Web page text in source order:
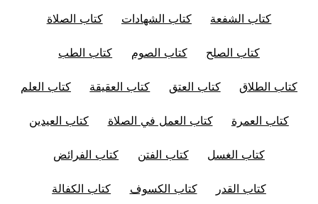
كتاب الشفعة كتاب الشهادات كتاب الصلاة
كتاب الصلح كتاب الصوم كتاب الطب
كتاب الطلاق كتاب العتق كتاب العقيقة كتاب العلم
كتاب العمرة كتاب العمل في الصلاة كتاب العيدين
كتاب الغسل كتاب الفتن كتاب الفرائض
كتاب القدر كتاب الكسوف كتاب الكفالة